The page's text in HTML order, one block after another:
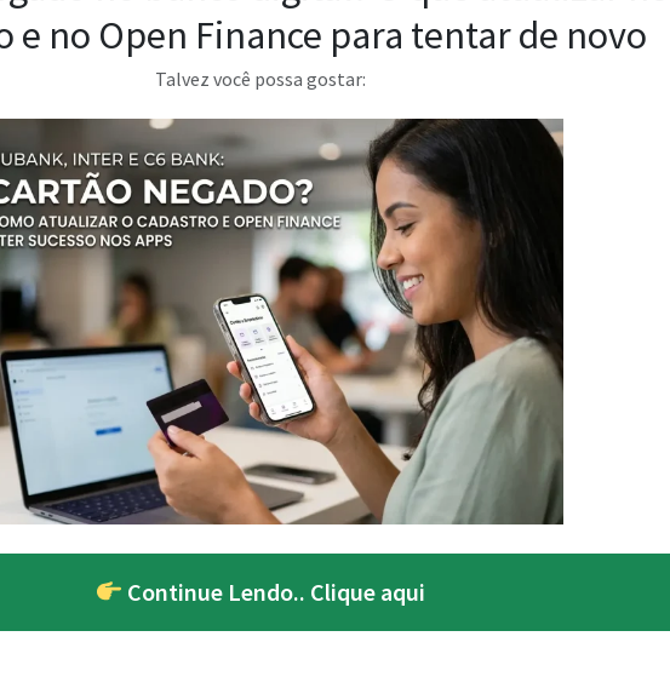
e no Open Finance para tentar de novo
Talvez você possa gostar:
Continue Lendo.. Clique aqui